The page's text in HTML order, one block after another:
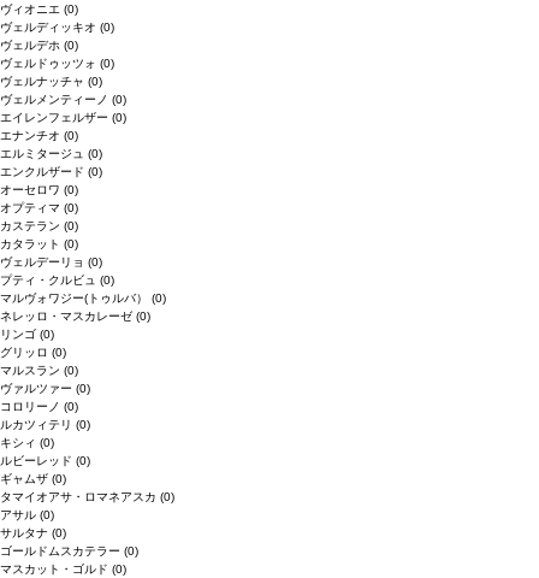
ヴィオニエ (0)
ヴェルディッキオ (0)
ヴェルデホ (0)
ヴェルドゥッツォ (0)
ヴェルナッチャ (0)
ヴェルメンティーノ (0)
エイレンフェルザー (0)
エナンチオ (0)
エルミタージュ (0)
エンクルザード (0)
オーセロワ (0)
オプティマ (0)
カステラン (0)
カタラット (0)
ヴェルデーリョ (0)
プティ・クルビュ (0)
マルヴォワジー(トゥルバ） (0)
ネレッロ・マスカレーゼ (0)
リンゴ (0)
グリッロ (0)
マルスラン (0)
ヴァルツァー (0)
コロリーノ (0)
ルカツィテリ (0)
キシィ (0)
ルビーレッド (0)
ギャムザ (0)
タマイオアサ・ロマネアスカ (0)
アサル (0)
サルタナ (0)
ゴールドムスカテラー (0)
マスカット・ゴルド (0)